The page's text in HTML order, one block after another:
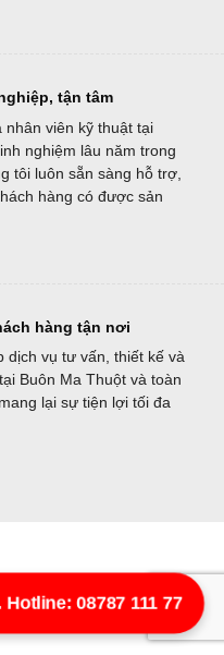
tận tâm
viên kỹ thuật tại
nghiệm lâu năm trong
tôi luôn sẵn sàng hỗ trợ,
hàng có được sản
hàng tận nơi
dịch vụ tư vấn, thiết kế và
Buôn Ma Thuột và toàn
lại sự tiện lợi tối đa
Hotline: 08787 111 77